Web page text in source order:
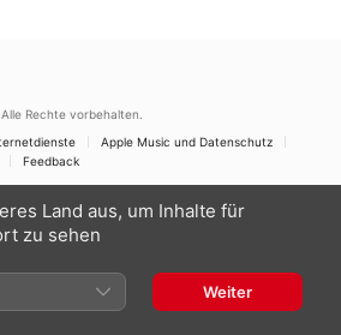
Alle Rechte vorbehalten.
Apple Music und Datenschutz
Feedback
Land aus, um Inhalte für
zu sehen
Weiter